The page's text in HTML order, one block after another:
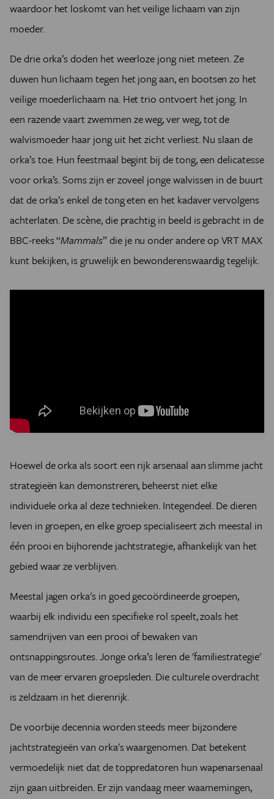
waardoor het loskomt van het veilige lichaam van zijn
moeder.
De drie orka’s doden het weerloze jong niet meteen. Ze
duwen hun lichaam tegen het jong aan, en bootsen zo het
veilige moederlichaam na. Het trio ontvoert het jong. In
een razende vaart zwemmen ze weg, ver weg, tot de
walvismoeder haar jong uit het zicht verliest. Nu slaan de
orka’s toe. Hun feestmaal begint bij de tong, een delicatesse
voor orka’s. Soms zijn er zoveel jonge walvissen in de buurt
dat de orka’s enkel de tong eten en het kadaver vervolgens
achterlaten. De scène, die prachtig in beeld is gebracht in de
BBC-reeks “Mammals” die je nu onder andere op VRT MAX
kunt bekijken, is gruwelijk en bewonderenswaardig tegelijk.
Hoewel de orka als soort een rijk arsenaal aan slimme jacht
strategieën kan demonstreren, beheerst niet elke
individuele orka al deze technieken. Integendeel. De dieren
leven in groepen, en elke groep specialiseert zich meestal in
één prooi en bijhorende jachtstrategie, afhankelijk van het
gebied waar ze verblijven.
Meestal jagen orka's in goed gecoördineerde groepen,
waarbij elk individu een specifieke rol speelt, zoals het
samendrijven van een prooi of bewaken van
ontsnappingsroutes. Jonge orka’s leren de 'familiestrategie'
van de meer ervaren groepsleden. Die culturele overdracht
is zeldzaam in het dierenrijk.
De voorbije decennia worden steeds meer bijzondere
jachtstrategieën van orka's waargenomen. Dat betekent
vermoedelijk niet dat de toppredatoren hun wapenarsenaal
zijn gaan uitbreiden. Er zijn vandaag meer waarnemingen,